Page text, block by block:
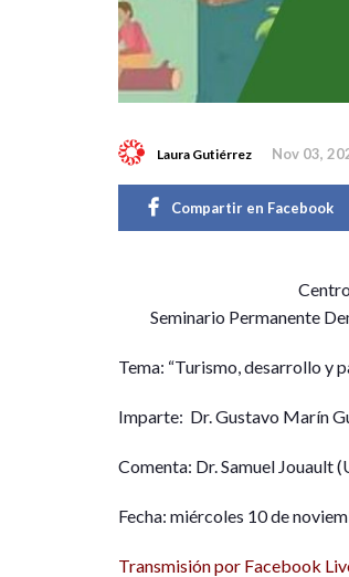
Laura Gutiérrez Nov 03,
Compartir en Facebook
C
Seminario Permanente
Tema: “Turismo, desarrollo y
Imparte: Dr. Gustavo Marín
Comenta: Dr. Samuel Jouault
Fecha: miércoles 10 de
Transmisión por Facebook